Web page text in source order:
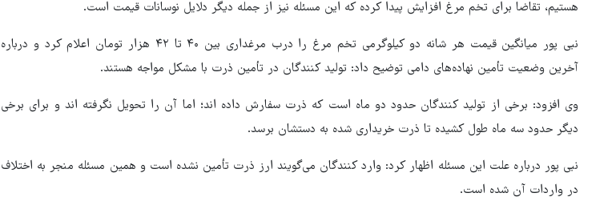
هستیم، تقاضا برای تخم مرغ افزایش پیدا کرده که این مسئله نیز از جمله دیگر دلایل نوسانات قیمت است.
نبی پور میانگین قیمت هر شانه دو کیلوگرمی تخم مرغ را درب مرغداری بین ۴۰ تا ۴۲ هزار تومان اعلام کرد و درباره
آخرین وضعیت تأمین نهاده‌های دامی توضیح داد: تولید کنندگان در تأمین ذرت با مشکل مواجه هستند.
وی افزود: برخی از تولید کنندگان حدود دو ماه است که ذرت سفارش داده اند؛ اما آن را تحویل نگرفته اند و برای برخی
دیگر حدود سه ماه طول کشیده تا ذرت خریداری شده به دستشان برسد.
نبی پور درباره علت این مسئله اظهار کرد: وارد کنندگان می‌گویند ارز ذرت تأمین نشده است و همین مسئله منجر به اختلاف
در واردات آن شده است.
شود
ویژه روحانیت احضار شد
می‌شود